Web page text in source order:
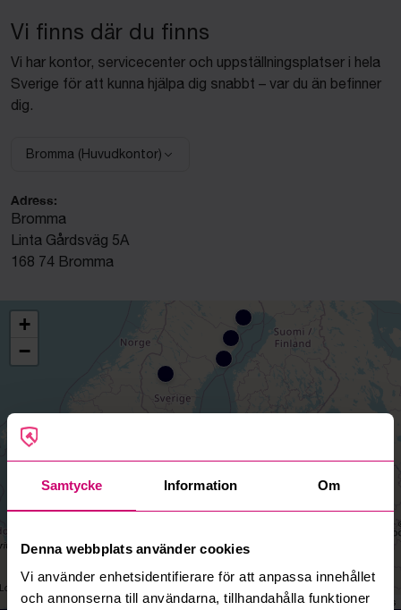
Samtycke Information Om
Denna webbplats använder cookies
Vi använder enhetsidentifierare för att anpassa innehållet
och annonserna till användarna, tillhandahålla funktioner
Vi finns där du finns
Vi har kontor, servicecenter och uppställningsplatser i hela
Sverige för att kunna hjälpa dig snabbt – var du än befinner
dig.
Välj anläggning:
Bromma (Huvudkontor)
Adress:
Bromma
Linta Gårdsväg 5A
168 74 Bromma
+
−
Leaflet | © OpenStreetMapcontributors